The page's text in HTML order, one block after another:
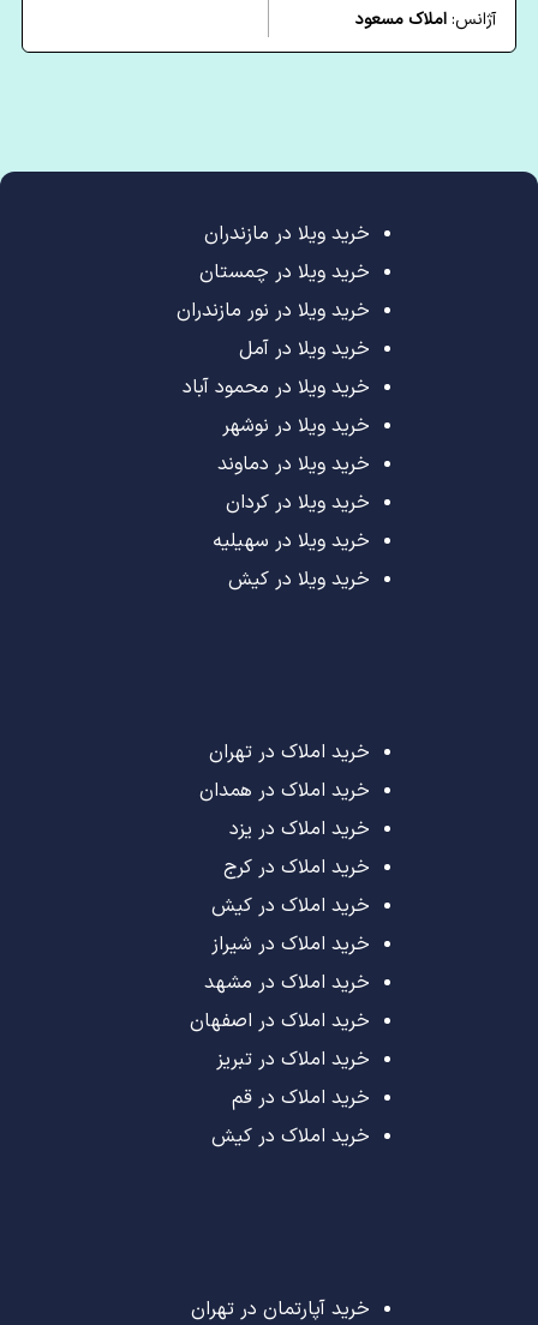
آژانس:املاک مسعود
خرید ویلا در مازندران
خرید ویلا در چمستان
خرید ویلا در نور مازندران
خرید ویلا در آمل
خرید ویلا در محمود آباد
خرید ویلا در نوشهر
خرید ویلا در دماوند
خرید ویلا در کردان
خرید ویلا در سهیلیه
خرید ویلا در کیش
خرید املاک در تهران
خرید املاک در همدان
خرید املاک در یزد
خرید املاک در کرج
خرید املاک در کیش
خرید املاک در شیراز
خرید املاک در مشهد
خرید املاک در اصفهان
خرید املاک در تبریز
خرید املاک در قم
خرید املاک در کیش
خرید آپارتمان در تهران